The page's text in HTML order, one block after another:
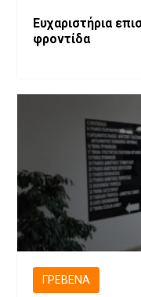
Ευχαριστήρια
φροντίδα
ΓΡΕΒΕΝΆ